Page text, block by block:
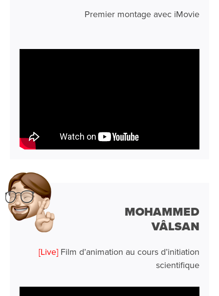
Premier montage avec iMovie
MOHAMMED
VÂLSAN
[Live] Film d’animation au cours d’initiation
scientifique